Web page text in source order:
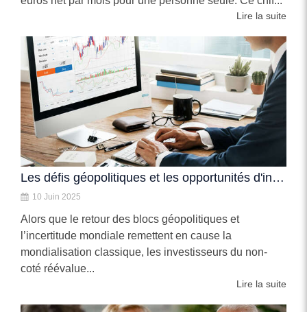
Lire la suite
Les défis géopolitiques et les opportunités d'investissement en Private Equity
10 Juin 2025
Alors que le retour des blocs géopolitiques et
l’incertitude mondiale remettent en cause la
mondialisation classique, les investisseurs du non-
coté réévalue...
Lire la suite